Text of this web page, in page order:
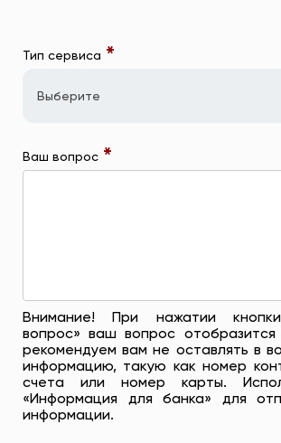
Тип сервиса *
Выберите
Ваш вопрос *
Внимание! При нажатии
вопрос» ваш вопрос
рекомендуем вам не оставлять в
информацию, такую ​​как номер
счета или номер карты.
«Информация для банка» для
информации.